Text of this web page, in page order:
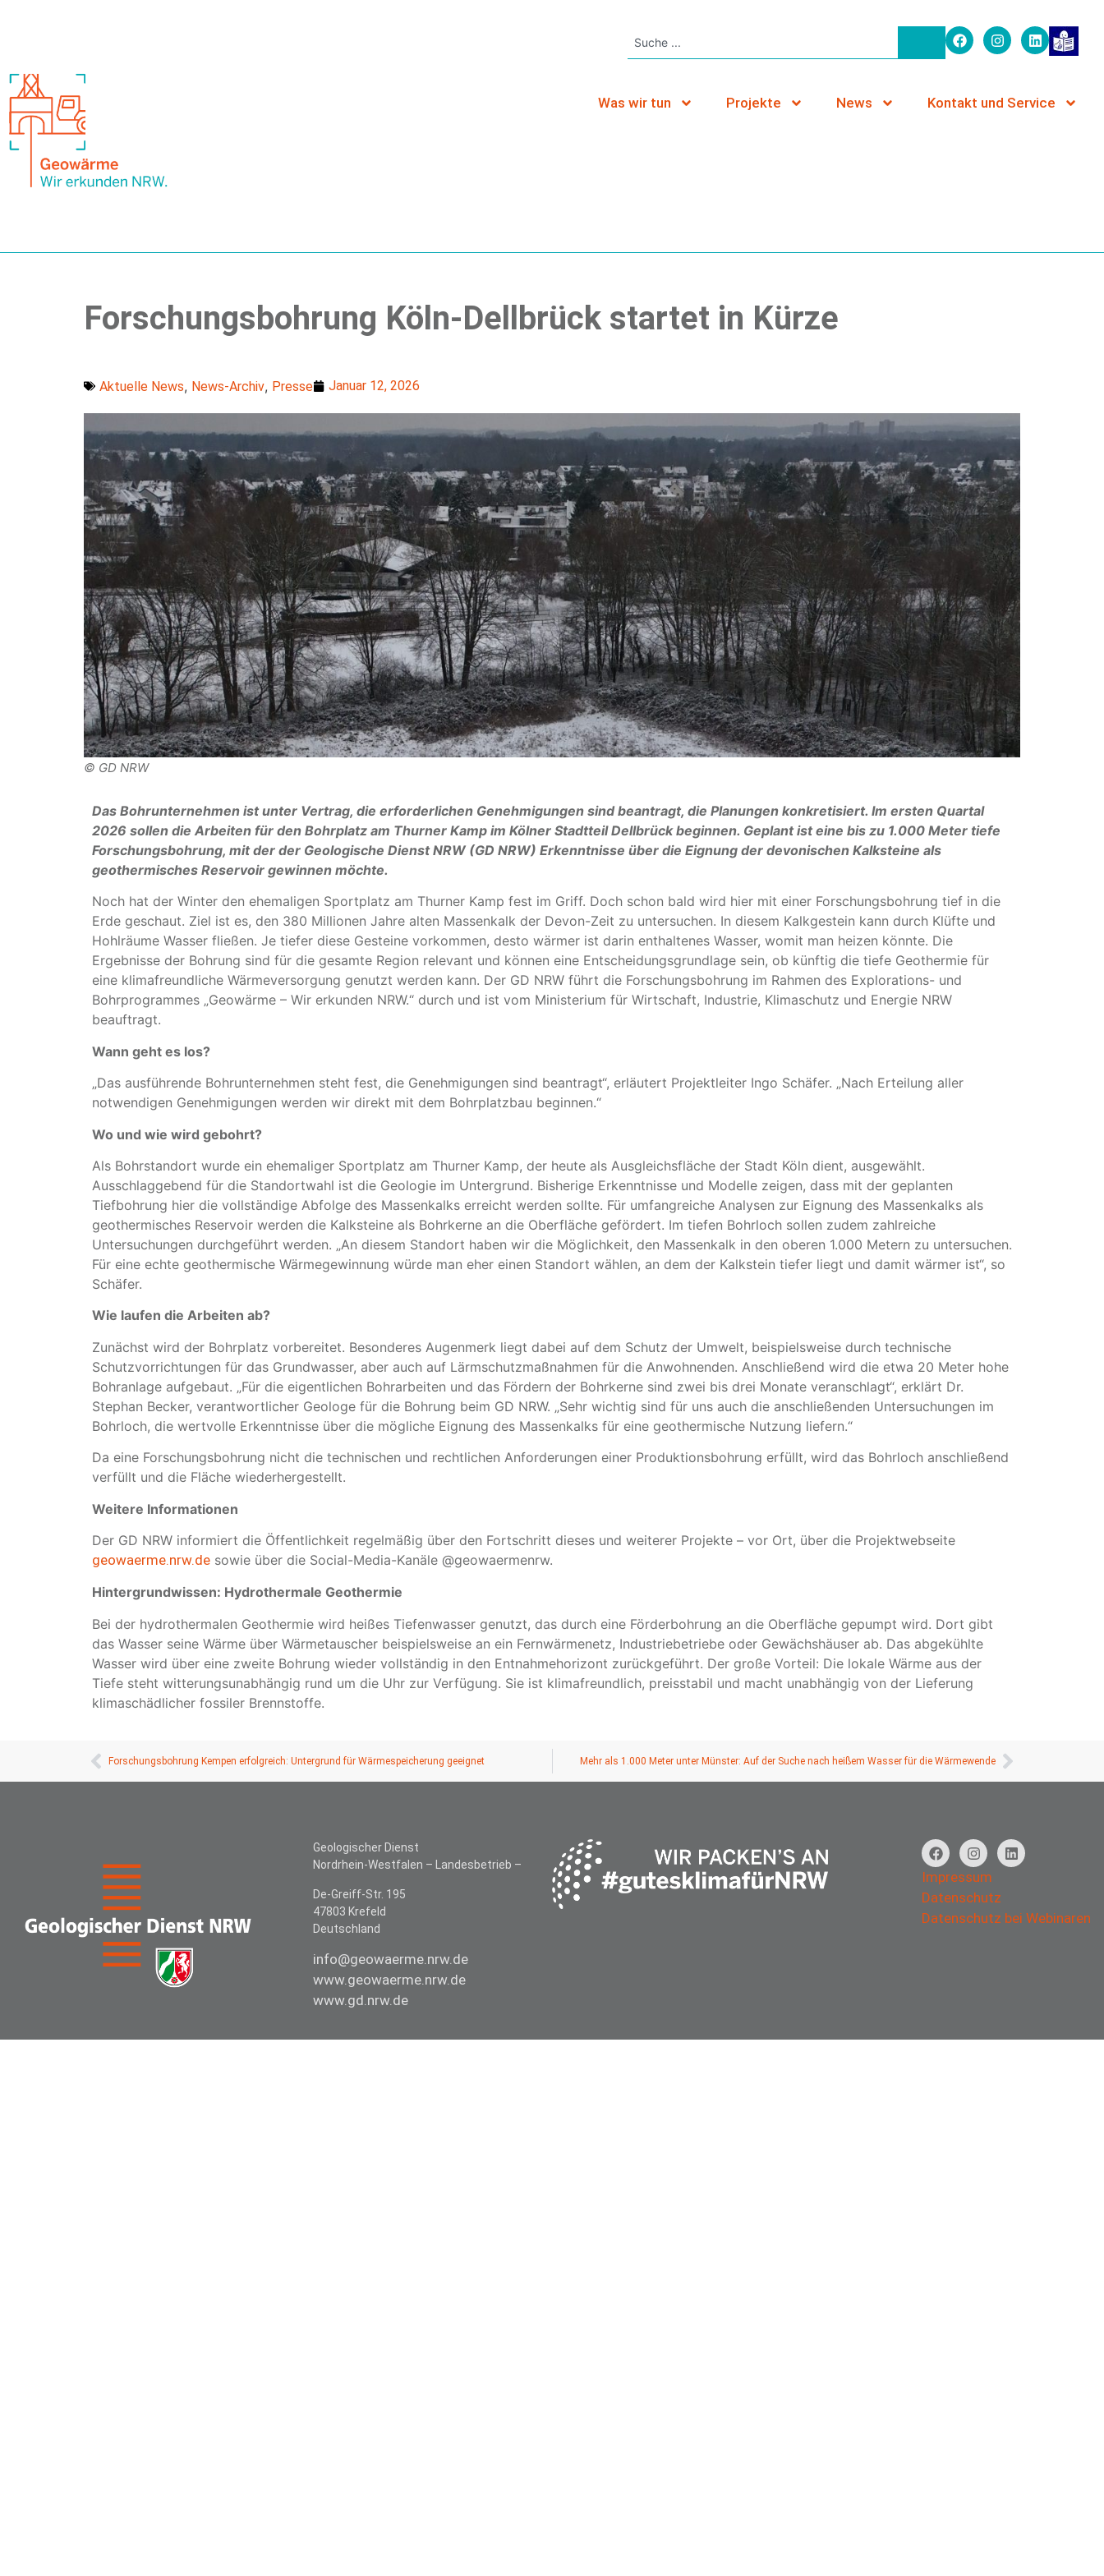
Was wir tun Projekte News Kontakt und Service
Forschungsbohrung Köln-Dellbrück startet in Kürze
Aktuelle News, News-Archiv, Presse Januar 12, 2026
© GD NRW
Das Bohrunternehmen ist unter Vertrag, die erforderlichen Genehmigungen sind beantragt, die Planungen konkretisiert. Im ersten Quartal
2026 sollen die Arbeiten für den Bohrplatz am Thurner Kamp im Kölner Stadtteil Dellbrück beginnen. Geplant ist eine bis zu 1.000 Meter tiefe
Forschungsbohrung, mit der der Geologische Dienst NRW (GD NRW) Erkenntnisse über die Eignung der devonischen Kalksteine als
geothermisches Reservoir gewinnen möchte.
Noch hat der Winter den ehemaligen Sportplatz am Thurner Kamp fest im Griff. Doch schon bald wird hier mit einer Forschungsbohrung tief in die
Erde geschaut. Ziel ist es, den 380 Millionen Jahre alten Massenkalk der Devon-Zeit zu untersuchen. In diesem Kalkgestein kann durch Klüfte und
Hohlräume Wasser fließen. Je tiefer diese Gesteine vorkommen, desto wärmer ist darin enthaltenes Wasser, womit man heizen könnte. Die
Ergebnisse der Bohrung sind für die gesamte Region relevant und können eine Entscheidungsgrundlage sein, ob künftig die tiefe Geothermie für
eine klimafreundliche Wärmeversorgung genutzt werden kann. Der GD NRW führt die Forschungsbohrung im Rahmen des Explorations- und
Bohrprogrammes „Geowärme – Wir erkunden NRW.“ durch und ist vom Ministerium für Wirtschaft, Industrie, Klimaschutz und Energie NRW
beauftragt.
Wann geht es los?
„Das ausführende Bohrunternehmen steht fest, die Genehmigungen sind beantragt“, erläutert Projektleiter Ingo Schäfer. „Nach Erteilung aller
notwendigen Genehmigungen werden wir direkt mit dem Bohrplatzbau beginnen.“
Wo und wie wird gebohrt?
Als Bohrstandort wurde ein ehemaliger Sportplatz am Thurner Kamp, der heute als Ausgleichsfläche der Stadt Köln dient, ausgewählt.
Ausschlaggebend für die Standortwahl ist die Geologie im Untergrund. Bisherige Erkenntnisse und Modelle zeigen, dass mit der geplanten
Tiefbohrung hier die vollständige Abfolge des Massenkalks erreicht werden sollte. Für umfangreiche Analysen zur Eignung des Massenkalks als
geothermisches Reservoir werden die Kalksteine als Bohrkerne an die Oberfläche gefördert. Im tiefen Bohrloch sollen zudem zahlreiche
Untersuchungen durchgeführt werden. „An diesem Standort haben wir die Möglichkeit, den Massenkalk in den oberen 1.000 Metern zu untersuchen.
Für eine echte geothermische Wärmegewinnung würde man eher einen Standort wählen, an dem der Kalkstein tiefer liegt und damit wärmer ist“, so
Schäfer.
Wie laufen die Arbeiten ab?
Zunächst wird der Bohrplatz vorbereitet. Besonderes Augenmerk liegt dabei auf dem Schutz der Umwelt, beispielsweise durch technische
Schutzvorrichtungen für das Grundwasser, aber auch auf Lärmschutzmaßnahmen für die Anwohnenden. Anschließend wird die etwa 20 Meter hohe
Bohranlage aufgebaut. „Für die eigentlichen Bohrarbeiten und das Fördern der Bohrkerne sind zwei bis drei Monate veranschlagt“, erklärt Dr.
Stephan Becker, verantwortlicher Geologe für die Bohrung beim GD NRW. „Sehr wichtig sind für uns auch die anschließenden Untersuchungen im
Bohrloch, die wertvolle Erkenntnisse über die mögliche Eignung des Massenkalks für eine geothermische Nutzung liefern.“
Da eine Forschungsbohrung nicht die technischen und rechtlichen Anforderungen einer Produktionsbohrung erfüllt, wird das Bohrloch anschließend
verfüllt und die Fläche wiederhergestellt.
Weitere Informationen
Der GD NRW informiert die Öffentlichkeit regelmäßig über den Fortschritt dieses und weiterer Projekte – vor Ort, über die Projektwebseite
geowaerme.nrw.de sowie über die Social-Media-Kanäle @geowaermenrw.
Hintergrundwissen: Hydrothermale Geothermie
Bei der hydrothermalen Geothermie wird heißes Tiefenwasser genutzt, das durch eine Förderbohrung an die Oberfläche gepumpt wird. Dort gibt
das Wasser seine Wärme über Wärmetauscher beispielsweise an ein Fernwärmenetz, Industriebetriebe oder Gewächshäuser ab. Das abgekühlte
Wasser wird über eine zweite Bohrung wieder vollständig in den Entnahmehorizont zurückgeführt. Der große Vorteil: Die lokale Wärme aus der
Tiefe steht witterungsunabhängig rund um die Uhr zur Verfügung. Sie ist klimafreundlich, preisstabil und macht unabhängig von der Lieferung
klimaschädlicher fossiler Brennstoffe.
Forschungsbohrung Kempen erfolgreich: Untergrund für Wärmespeicherung geeignet Mehr als 1.000 Meter unter Münster: Auf der Suche nach heißem Wasser für die Wärmewende
Geologischer Dienst
Nordrhein-Westfalen –
Landesbetrieb –
De-Greiff-Str. 195
47803 Krefeld
Deutschland
info@geowaerme.nrw.de
www.geowaerme.nrw.de
www.gd.nrw.de
Impressum
Datenschutz
Datenschutz bei Webinaren